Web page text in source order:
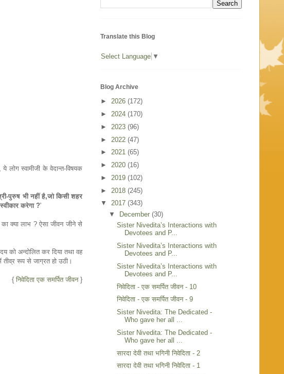
स्वामीजी के वेदान्त-विषयक
पुरुष भी नहीं है,जो किसी शहर
करेगा ?'
का क्या लाभ ? ऐसा जीवन जीने से
को अन्दोलित कर दिया तथा वह
रूप से जाग्रत हो उठी।
{ निवेदिता एक समर्पित जीवन}
Translate this Blog
Select Language ▼
Blog Archive
► 2026 (172)
► 2024 (170)
► 2023 (96)
► 2022 (47)
► 2021 (65)
► 2020 (16)
► 2019 (102)
► 2018 (245)
▼ 2017 (343)
▼
December (30)
Sister Nivedita’s Interactions with
Devotees and P...
Sister Nivedita’s Interactions with
Devotees and P...
Sister Nivedita’s Interactions with
Devotees and P...
निवेदिता - एक समर्पित जीवन - 10
निवेदिता - एक समर्पित जीवन - 9
Sister Nivedita: The Dedicated -
Who gave her all ...
Sister Nivedita: The Dedicated -
Who gave her all ...
सारदा देवी तथा भगिनी निवेदिता - 2
सारदा देवी तथा भगिनी निवेदिता - 1